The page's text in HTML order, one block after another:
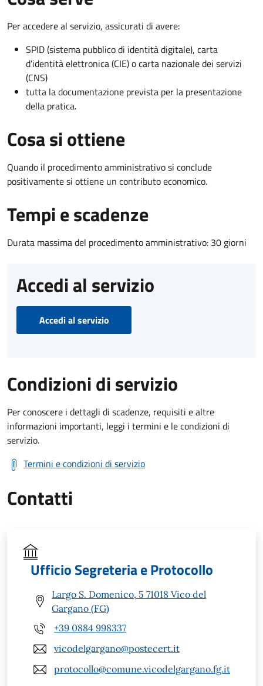
Per accedere al servizio, assicurati di avere:
SPID (sistema pubblico di identità digitale), carta
d’identità elettronica (CIE) o carta nazionale dei servizi
(CNS)
tutta la documentazione prevista per la presentazione
della pratica.
Cosa si ottiene
Quando il procedimento amministrativo si conclude
positivamente si ottiene un contributo economico.
Tempi e scadenze
Durata massima del procedimento amministrativo: 30 giorni
Accedi al servizio
Accedi al servizio
Condizioni di servizio
Per conoscere i dettagli di scadenze, requisiti e altre
informazioni importanti, leggi i termini e le condizioni di
servizio.
Termini e condizioni di servizio
Contatti
Ufficio Segreteria e Protocollo
Largo S. Domenico, 5 71018 Vico del
Gargano (FG)
+39 0884 998337
vicodelgargano@postecert.it
protocollo@comune.vicodelgargano.fg.it